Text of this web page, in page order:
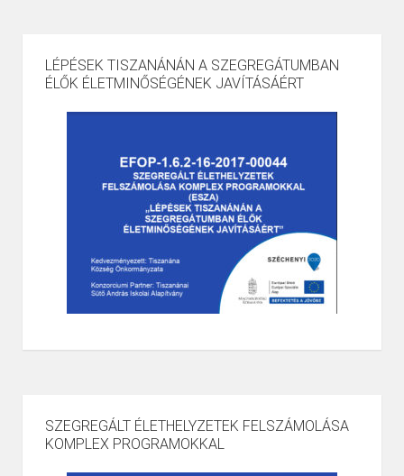
LÉPÉSEK TISZANÁNÁN A SZEGREGÁTUMBAN
ÉLŐK ÉLETMINŐSÉGÉNEK JAVÍTÁSÁÉRT
SZEGREGÁLT ÉLETHELYZETEK FELSZÁMOLÁSA
KOMPLEX PROGRAMOKKAL